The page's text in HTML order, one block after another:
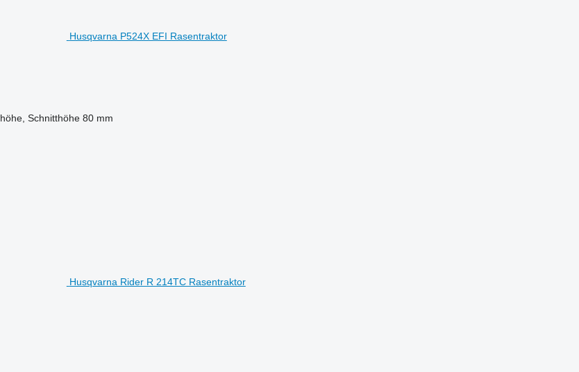
Husqvarna P524X EFI Rasentraktor
Schnitthöhe 80 mm
Husqvarna Rider R 214TC Rasentraktor